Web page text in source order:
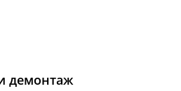
демонтаж